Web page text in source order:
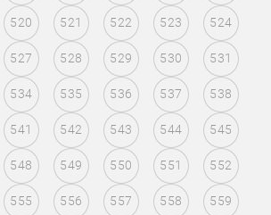
520 521 522 523 524
527 528 529 530 531
534 535 536 537 538
541 542 543 544 545
548 549 550 551 552
555 556 557 558 559